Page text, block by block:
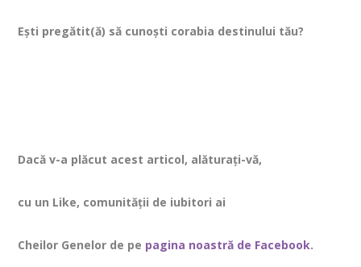
Ești pregătit(ă) să cunoști corabia destinului tău?
Dacă v-a plăcut acest articol, alăturați-vă,
cu un Like, comunității de iubitori ai
Cheilor Genelor de pe pagina noastră de Facebook.